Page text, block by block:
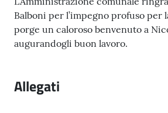
i
o
o
i
n
Balboni per l’impegno profuso per
porge un caloroso benvenuto a
augurandogli buon lavoro.
Allegati